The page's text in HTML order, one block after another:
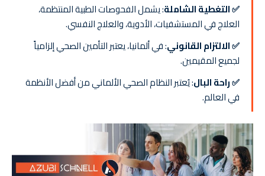
✅ التغطية الشاملة: يشمل الفحوصات الطبية المنتظمة،
العلاج في المستشفيات، الأدوية، والعلاج النفسي.
✅ الالتزام القانوني: في ألمانيا، يعتبر التأمين الصحي إلزامياً
لجميع المقيمين.
✅ راحة البال: يُعتبر النظام الصحي الألماني من أفضل الأنظمة
في العالم.